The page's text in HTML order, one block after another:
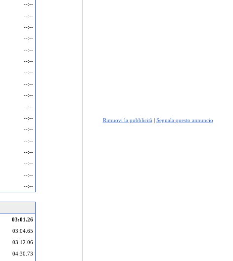
--:--
--:--
--:--
--:--
--:--
--:--
--:--
--:--
--:--
--:--
--:--
--:--
--:--
--:--
--:--
--:--
--:--
03:01.26
03:04.65
03:12.06
04:30.73
Rimuovi la pubblicità | Segnala questo annuncio